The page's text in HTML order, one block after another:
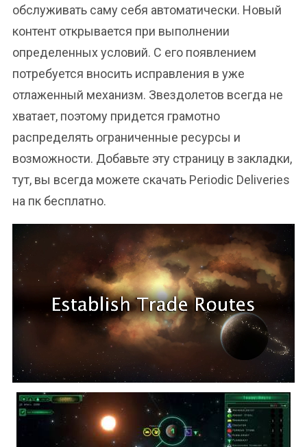
обслуживать саму себя автоматически. Новый
контент открывается при выполнении
определенных условий. С его появлением
потребуется вносить исправления в уже
отлаженный механизм. Звездолетов всегда не
хватает, поэтому придется грамотно
распределять ограниченные ресурсы и
возможности. Добавьте эту страницу в закладки,
тут, вы всегда можете скачать Periodic Deliveries
на пк бесплатно.